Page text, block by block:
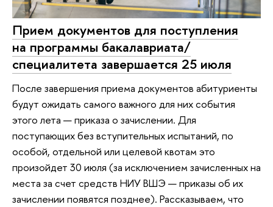
Прием документов для поступления
на программы бакалавриата/
специалитета завершается 25 июля
После завершения приема документов абитуриенты
будут ожидать самого важного для них события
этого лета — приказа о зачислении. Для
поступающих без вступительных испытаний, по
особой, отдельной или целевой квотам это
произойдет 30 июля (за исключением зачисленных на
места за счет средств НИУ ВШЭ — приказы об их
зачислении появятся позднее). Рассказываем, что